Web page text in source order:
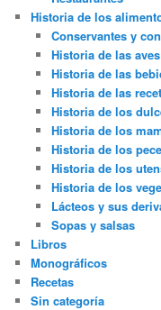
Historia de los
Conservantes y
Historia de las aves
Historia de las
Historia de las
Historia de los
Historia de los
Historia de los
Historia de los
Historia de los
Lácteos y sus
Sopas y salsas
Libros
Monográficos
Recetas
Sin categoría